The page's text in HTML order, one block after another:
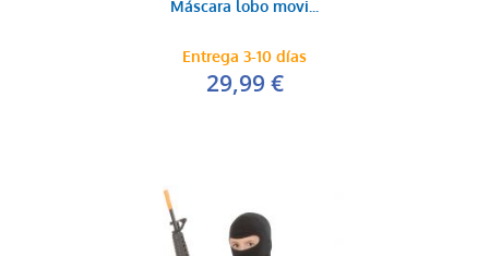
Máscara lobo movi...
Entrega 3-10 días
29,99 €